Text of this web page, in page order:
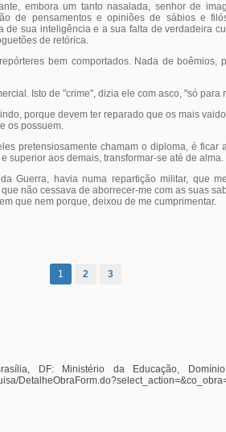
embora um tanto nasalada, senhor de
de pensamentos e opiniões de sábios e
de sua inteligência e a sua falta de verdadeira
de retórica.
bem comportados. Nada de boêmios,
Isto de "crime", dizia ele com asco, "só para
porque devem ter reparado que os mais
os possuem.
pretensiosamente chamam o diploma, é ficar
superior aos demais, transformar-se até de alma.
Guerra, havia numa repartição militar, que
não cessava de aborrecer-me com as suas
que nem porque, deixou de me cumprimentar.
1 2 3
DF: Ministério da Educação,